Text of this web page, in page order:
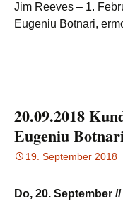
Jim Reeves – 1.
Eugeniu Botnari,
20.09.2018
Eugeniu
19. September 2018
Do, 20. September